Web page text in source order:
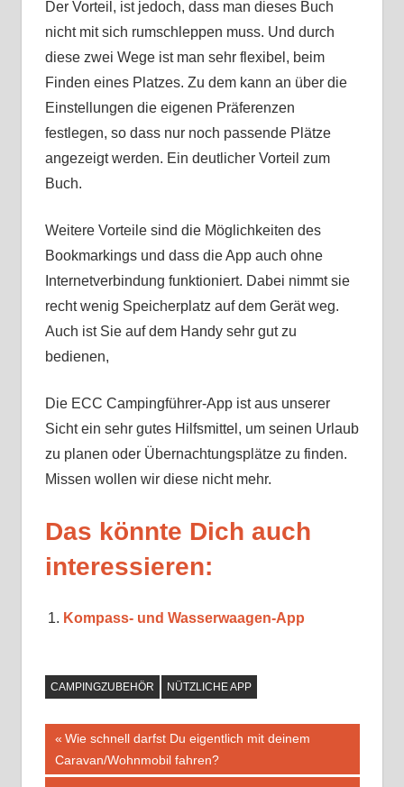
Der Vorteil, ist jedoch, dass man dieses Buch
nicht mit sich rumschleppen muss. Und durch
diese zwei Wege ist man sehr flexibel, beim
Finden eines Platzes. Zu dem kann an über die
Einstellungen die eigenen Präferenzen
festlegen, so dass nur noch passende Plätze
angezeigt werden. Ein deutlicher Vorteil zum
Buch.
Weitere Vorteile sind die Möglichkeiten des
Bookmarkings und dass die App auch ohne
Internetverbindung funktioniert. Dabei nimmt sie
recht wenig Speicherplatz auf dem Gerät weg.
Auch ist Sie auf dem Handy sehr gut zu
bedienen,
Die ECC Campingführer-App ist aus unserer
Sicht ein sehr gutes Hilfsmittel, um seinen Urlaub
zu planen oder Übernachtungsplätze zu finden.
Missen wollen wir diese nicht mehr.
Das könnte Dich auch
interessieren:
Kompass- und Wasserwaagen-App
CAMPINGZUBEHÖR NÜTZLICHE APP
Beitragsnavigation
Vorheriger
Beitrag:
Wie schnell darfst Du eigentlich mit deinem
Caravan/Wohnmobil fahren?